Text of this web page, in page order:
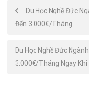
Post
navigation
Du Học Nghề Đức
Đến 3.000€/Tháng
Du Học Nghề Đức
3.000€/Tháng Ngay Khi